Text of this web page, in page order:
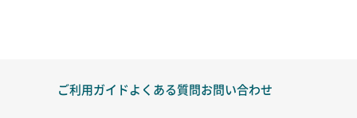
ご利用ガイドよくある質問お問い合わせ